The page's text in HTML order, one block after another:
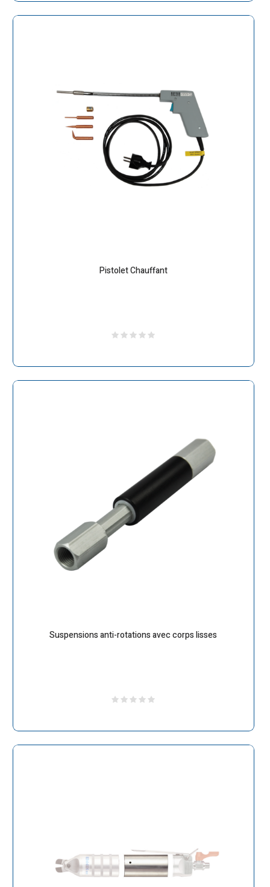
Pistolet Chauffant
Suspensions anti-rotations avec corps lisses